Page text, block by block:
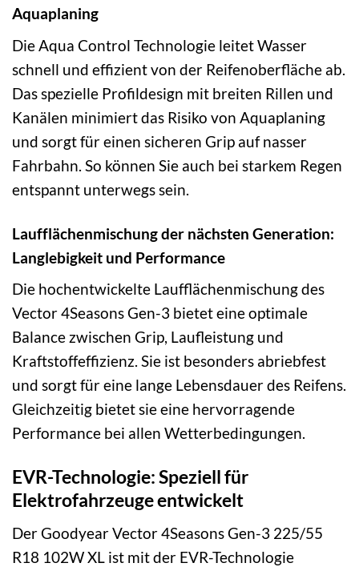
Aquaplaning
Die Aqua Control Technologie leitet Wasser
schnell und effizient von der Reifenoberfläche ab.
Das spezielle Profildesign mit breiten Rillen und
Kanälen minimiert das Risiko von Aquaplaning
und sorgt für einen sicheren Grip auf nasser
Fahrbahn. So können Sie auch bei starkem Regen
entspannt unterwegs sein.
Laufflächenmischung der nächsten Generation:
Langlebigkeit und Performance
Die hochentwickelte Laufflächenmischung des
Vector 4Seasons Gen-3 bietet eine optimale
Balance zwischen Grip, Laufleistung und
Kraftstoffeffizienz. Sie ist besonders abriebfest
und sorgt für eine lange Lebensdauer des Reifens.
Gleichzeitig bietet sie eine hervorragende
Performance bei allen Wetterbedingungen.
EVR-Technologie: Speziell für
Elektrofahrzeuge entwickelt
Der Goodyear Vector 4Seasons Gen-3 225/55
R18 102W XL ist mit der EVR-Technologie